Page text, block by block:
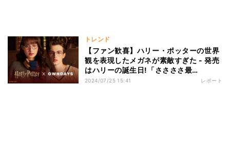
トレンド
【ファン歓喜】ハリー・ポッターの世界
観を表現したメガネが素敵すぎた - 発売
はハリーの誕生日!「ささささ最
高〜〜!!」「ニワトコの杖のフレーム素
2024/07/25 15:41 レポート